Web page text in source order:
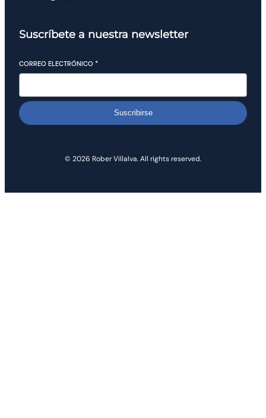
Suscríbete a nuestra newsletter
CORREO ELECTRÓNICO *
Suscribirse
© 2026 Rober Villalva. All rights reserved.